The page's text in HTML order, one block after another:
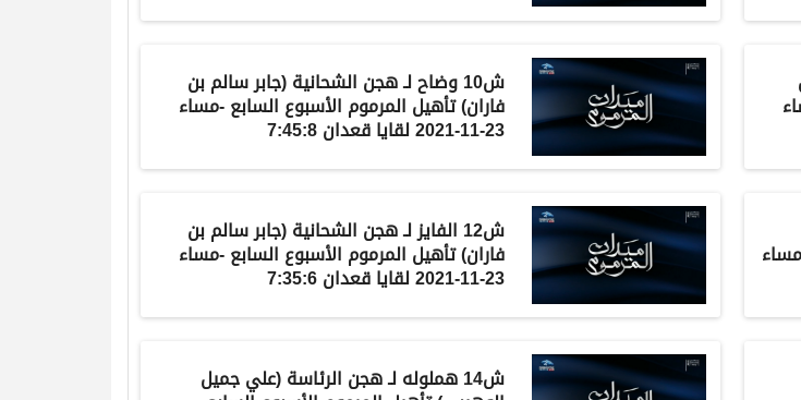
ش10 وضاحلـهجن الشحانية (جابر سالم بن
فاران) تأهيل المرموم الأسبوع السابع -مساء
23-11-2021 لقايا قعدان 7:45:8
ش12 الفايزلـهجن الشحانية (جابر سالم بن
فاران) تأهيل المرموم الأسبوع السابع -مساء
23-11-2021 لقايا قعدان 7:35:6
ش14 هملولهلـهجن الرئاسة (علي جميل